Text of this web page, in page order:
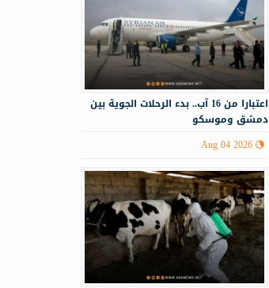
اعتبارا من 16 آب.. بدء الرحلات الجوية بين
دمشق وموسكو
Aug 04 2026